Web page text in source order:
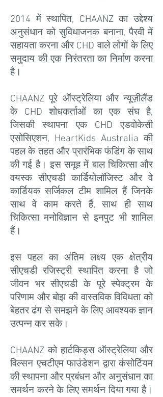
2014 में स्थापित, CHAANZ का उद्देश्य
अनुसंधान को सुविधाजनक बनाना, पैरवी में
सहायता करना और CHD वाले लोगों के लिए
समुदाय की एक निरंतरता का निर्माण करना
है।
CHAANZ पूरे ऑस्ट्रेलिया और न्यूज़ीलैंड
के CHD शोधकर्ताओं का एक संघ है,
जिसकी स्थापना एक CHD एडवोकेसी
एसोसिएशन, HeartKids Australia की
पहल के तहत और प्रारंभिक फंडिंग के साथ
की गई है। इस समूह में बाल चिकित्सा और
वयस्क सीएचडी कार्डियोलॉजिस्ट और वे
कार्डियक सर्जिकल टीम शामिल हैं जिनके
साथ वे काम करते हैं, साथ ही साथ
चिकित्सा मनोविज्ञान से इनपुट भी शामिल
हैं।
इस पहल का अंतिम लक्ष्य एक क्षेत्रीय
सीएचडी रजिस्ट्री स्थापित करना है जो
जीवन भर सीएचडी के पूरे स्पेक्ट्रम के
परिणाम और बोझ की वास्तविक विविधता को
बेहतर ढंग से समझने के लिए आवश्यक ज्ञान
उत्पन्न कर सके।
CHAANZ को हार्टकिड्स ऑस्ट्रेलिया और
विल्सन एचटीएम फाउंडेशन द्वारा कंसोर्टियम
की स्थापना और प्रबंधन और अनुसंधान का
समर्थन करने के लिए समर्थन दिया गया है।